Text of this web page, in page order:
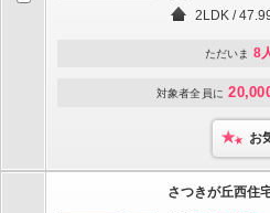
2LDK /
ただいま 8
対象者全員に
お
さつきが丘西住